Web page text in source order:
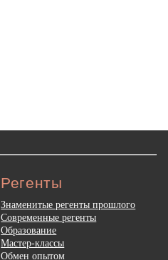
Регенты
Знаменитые регенты прошлого
Современные регенты
Образование
Мастер-классы
Обмен опытом